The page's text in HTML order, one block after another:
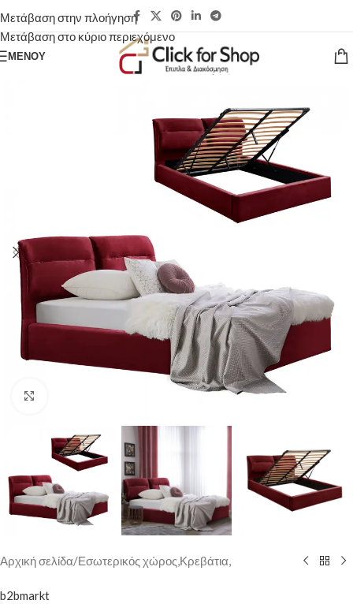
Μετάβαση στην πλοήγηση
Μετάβαση στο κύριο περιεχόμενο
ΜΕΝΟΎ
Αρχική σελίδα/Εσωτερικός χώρος,Κρεβάτια,
b2bmarkt